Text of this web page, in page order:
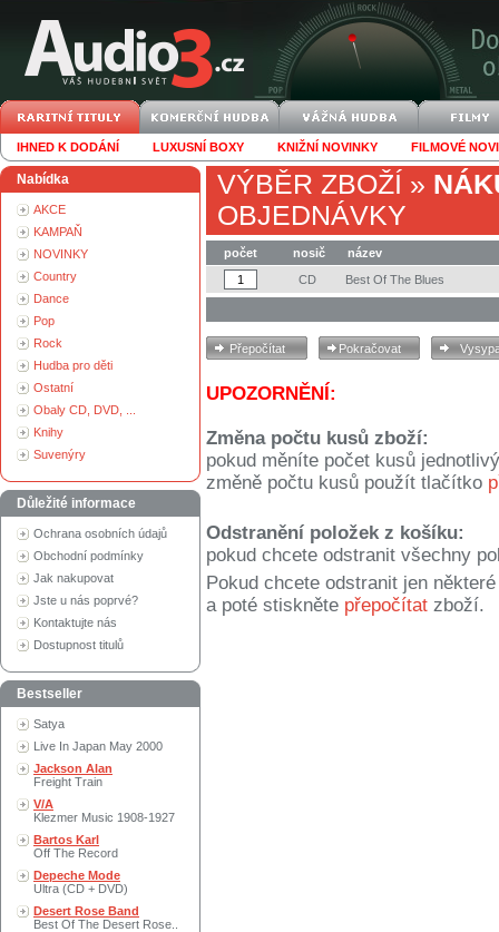
IHNED K DODÁNÍ LUXUSNÍ BOXY KNIŽNÍ NOVINKY FILMOVÉ
Nabídka
AKCE
KAMPAŇ
NOVINKY
Country
Dance
Pop
Rock
Hudba pro děti
Ostatní
Obaly CD, DVD, ...
Knihy
Suvenýry
Důležité informace
Ochrana osobních údajů
Obchodní podmínky
Jak nakupovat
Jste u nás poprvé?
Kontaktujte nás
Dostupnost titulů
Bestseller
Satya
Live In Japan May 2000
Jackson Alan
Freight Train
V/A
Klezmer Music 1908-1927
Bartos Karl
Off The Record
Depeche Mode
Ultra (CD + DVD)
Desert Rose Band
Best Of The Desert Rose..
VÝBĚR ZBOŽÍ »
OBJEDNÁVKY
počet nosič
název
CD
Best Of The Blues
UPOZORNĚNÍ:
Změna počtu kusů zboží:
pokud měníte počet kusů
změně počtu kusů použít tlačítko
Odstranění položek z košíku:
pokud chcete odstranit všechny
Pokud chcete odstranit jen
a poté stiskněte přepočítat zboží.